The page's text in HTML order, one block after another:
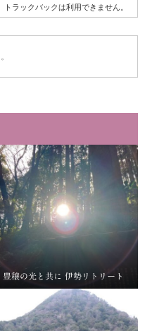
トラックバックは利用できません。
豊穣の光と共に 伊勢リトリート